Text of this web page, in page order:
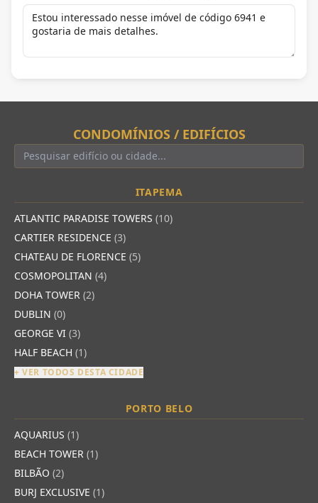
CONDOMÍNIOS / EDIFÍCIOS
ITAPEMA
ATLANTIC PARADISE TOWERS (10)
CARTIER RESIDENCE (3)
CHATEAU DE FLORENCE (5)
COSMOPOLITAN (4)
DOHA TOWER (2)
DUBLIN (0)
GEORGE VI (3)
HALF BEACH (1)
+ VER TODOS DESTA CIDADE
PORTO BELO
AQUARIUS (1)
BEACH TOWER (1)
BILBÃO (2)
BURJ EXCLUSIVE (1)